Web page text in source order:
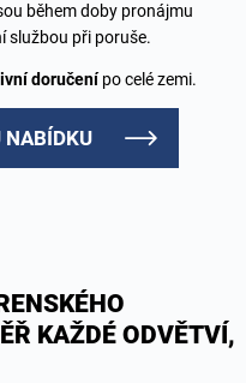
během doby pronájmu
službou při poruše.
doručenípo celé zemi.
NABÍDKU
KAŽDÉ ODVĚTVÍ,